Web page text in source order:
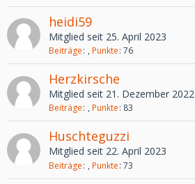
heidi59
Mitglied seit 25. April 2023
Beiträge Punkte 76
Herzkirsche
Mitglied seit 21. Dezember 2022
Beiträge Punkte 83
Huschteguzzi
Mitglied seit 22. April 2023
Beiträge Punkte 73